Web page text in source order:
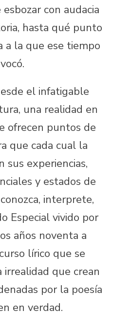
con audacia
hasta qué punto
a la que ese tiempo
el infatigable
una realidad en
ofrecen puntos de
que cada cual la
sus experiencias,
y estados de
interprete,
Especial vivido por
años noventa a
lírico que se
que crean
por la poesía
en verdad.